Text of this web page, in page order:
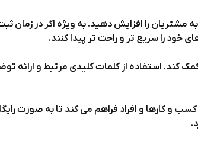
را افزایش دهید. به ویژه اگر در زمان
خود را سریع تر و راحت تر پیدا کنند.
کند. استفاده از کلمات کلیدی مرتبط و
و کارها و افراد فراهم می کند تا به صورت